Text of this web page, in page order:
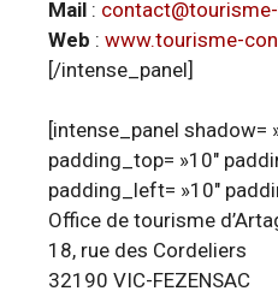
Mail :
Web : www.tourisme-
[/intense_panel]
[intense_panel shadow=
padding_top= »10″
padding_left= »10″
Office de tourisme
18, rue des Cordeliers
32190 VIC-FEZENSAC